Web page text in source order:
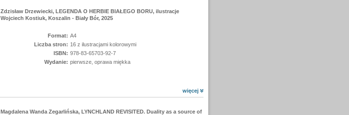
Zdzisław Drzewiecki, LEGENDA O HERBIE BIAŁEGO BORU, ilustracje
Wojciech Kostiuk, Koszalin - Biały Bór, 2025
Format: A4
Liczba stron: 16 z ilustracjami kolorowymi
ISBN: 978-83-65703-92-7
Wydanie: pierwsze, oprawa miękka
więcej
Magdalena Wanda Zegarlińska, LYNCHLAND REVISITED. Duality as a source of